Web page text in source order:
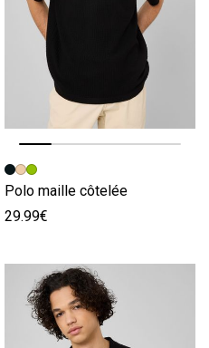
Image précédente
Image suivante
Polo maille côtelée
29.99€